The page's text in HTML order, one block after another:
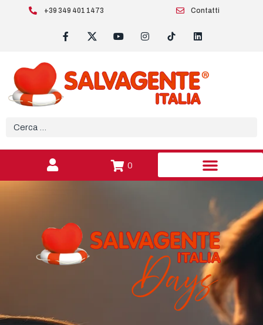
+39 349 401 1473 Contatti
0